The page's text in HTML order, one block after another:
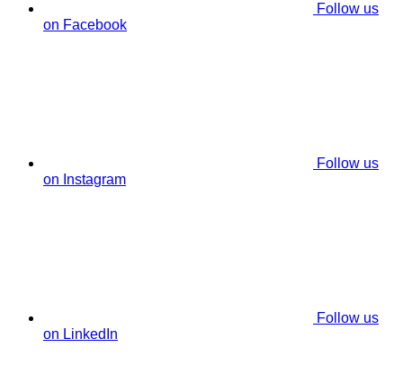
Follow us
on Facebook
Follow us
on Instagram
Follow us
on LinkedIn